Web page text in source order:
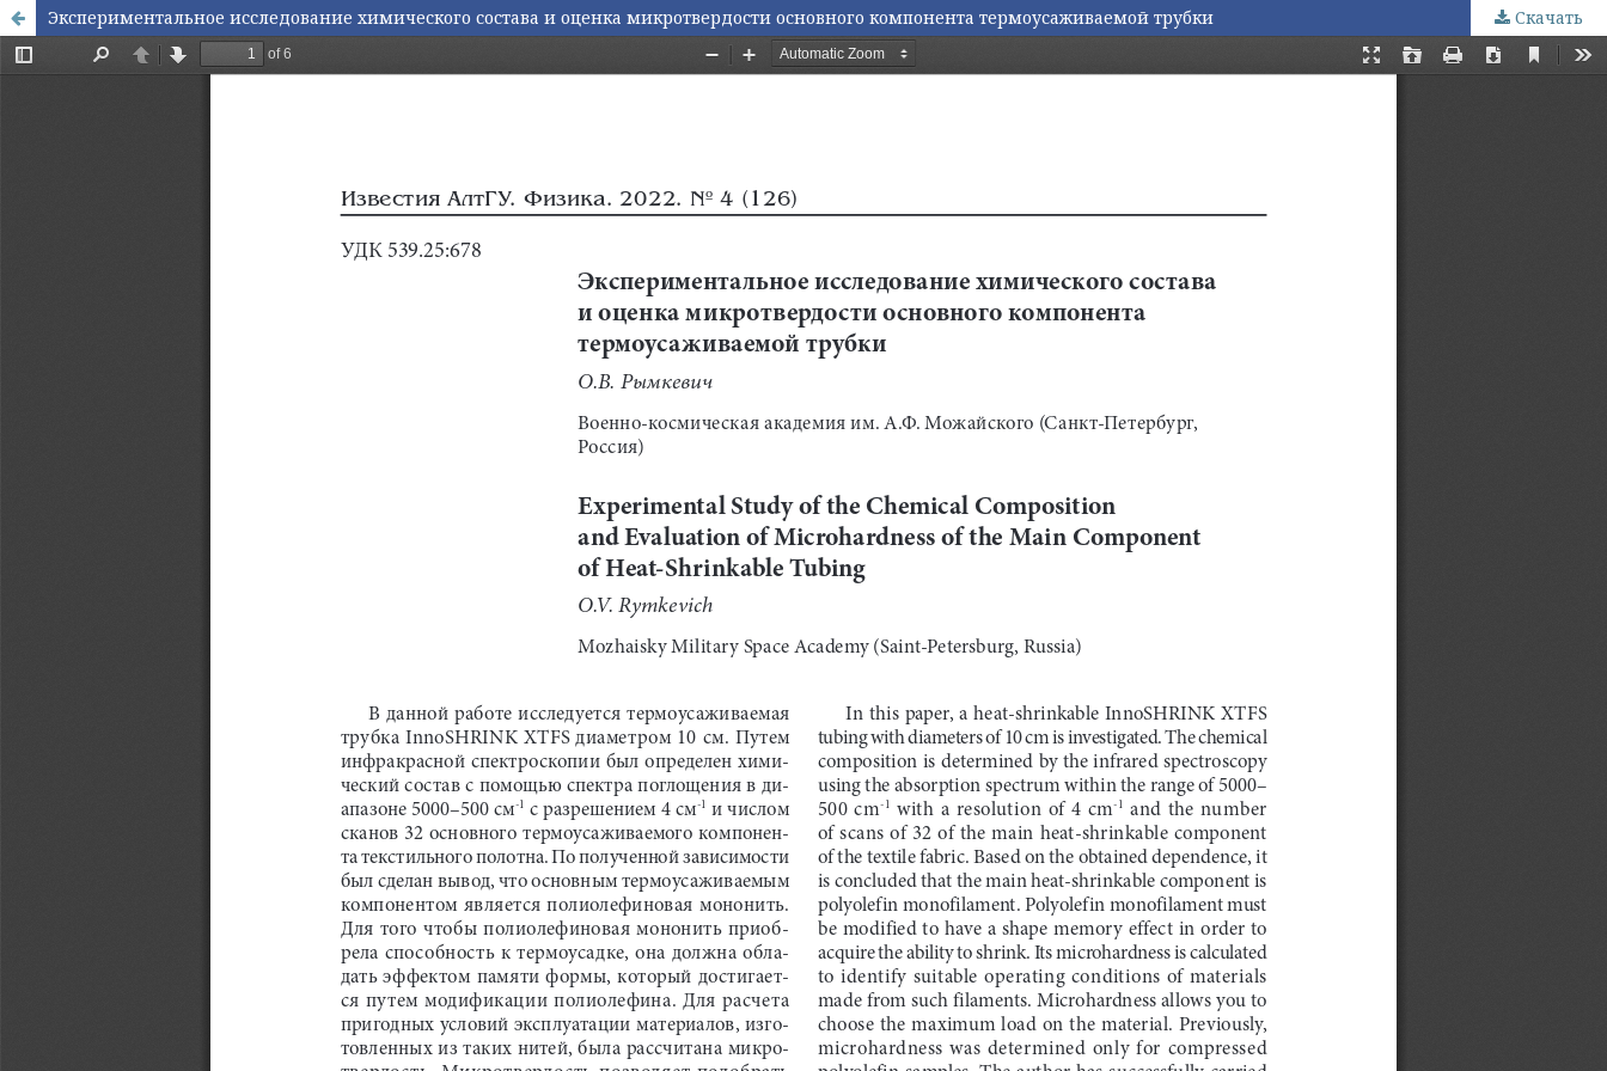
Экспериментальное исследование химического состава и оценка микротвердости основного компонента термоусаживаемой трубки Скачать